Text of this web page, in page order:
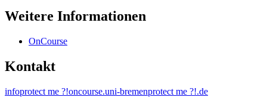
Weitere Informationen
OnCourse
Kontakt
infoprotect me ?!oncourse.uni-bremenprotect me ?!.de